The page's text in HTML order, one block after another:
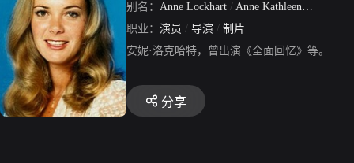
别名： Anne Lockhart / Anne Kathleen Maloney
职业： 演员 / 导演 / 制片
安妮·洛克哈特，曾出演《全面回忆》等。
分享